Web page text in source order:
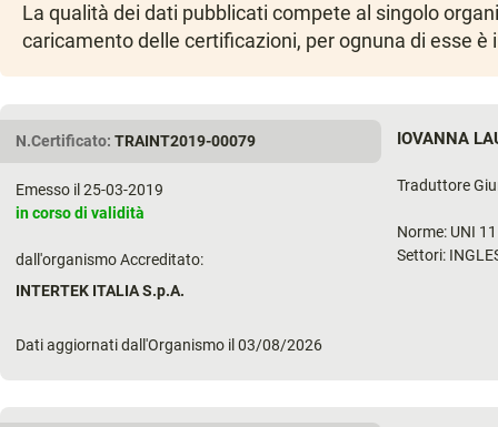
La qualità dei dati pubblicati compete al singolo
caricamento delle certificazioni, per ognuna di esse
N.Certificato: TRAINT2019-00079
Emesso il 25-03-2019
in corso di validità
dall'organismo Accreditato:
INTERTEK ITALIA S.p.A.
Dati aggiornati dall'Organismo il 03/08/2026
IOVANNA
Traduttore
Norme: UNI
Settori: